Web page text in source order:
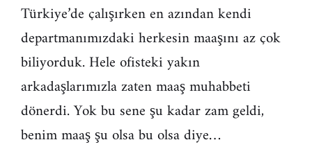
Türkiye’de çalışırken en azından kendi
departmanımızdaki herkesin maaşını az çok
biliyorduk. Hele ofisteki yakın
arkadaşlarımızla zaten maaş muhabbeti
dönerdi. Yok bu sene şu kadar zam geldi,
benim maaş şu olsa bu olsa diye…